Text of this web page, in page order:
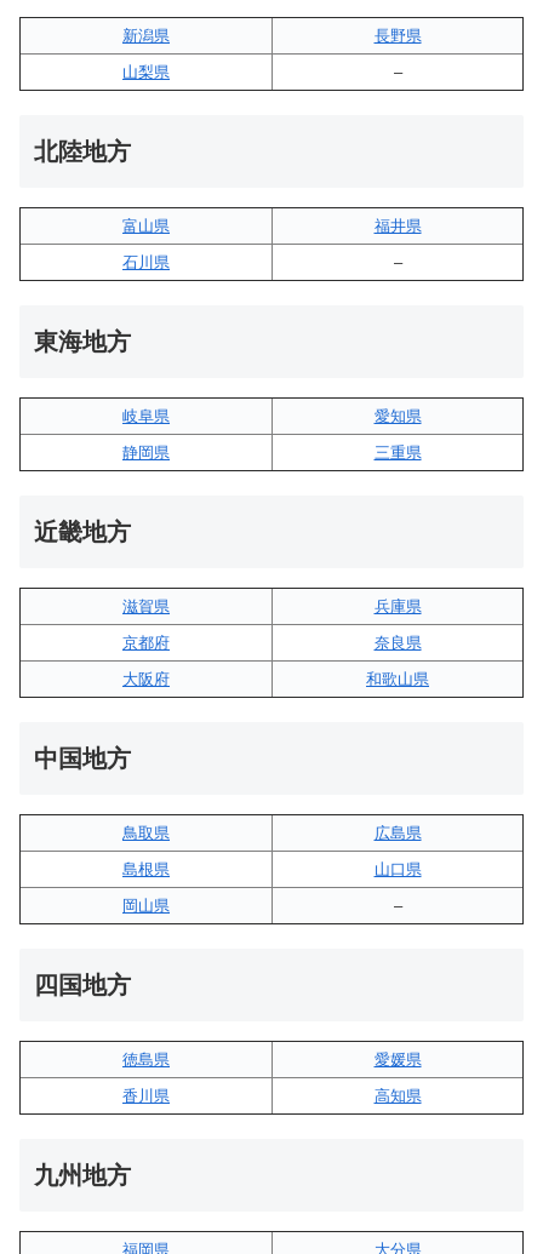
新潟県
長野県
山梨県
–
北陸地方
富山県
福井県
石川県
–
東海地方
岐阜県
愛知県
静岡県
三重県
近畿地方
滋賀県
兵庫県
京都府
奈良県
大阪府
和歌山県
中国地方
鳥取県
広島県
島根県
山口県
岡山県
–
四国地方
徳島県
愛媛県
香川県
高知県
九州地方
福岡県 大分県